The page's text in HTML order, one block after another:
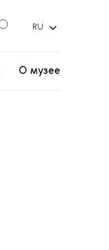
RU expand_more
О музее